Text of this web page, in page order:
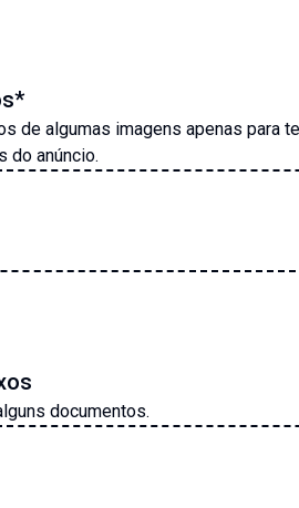
de algumas imagens apenas para
do anúncio.
documentos.